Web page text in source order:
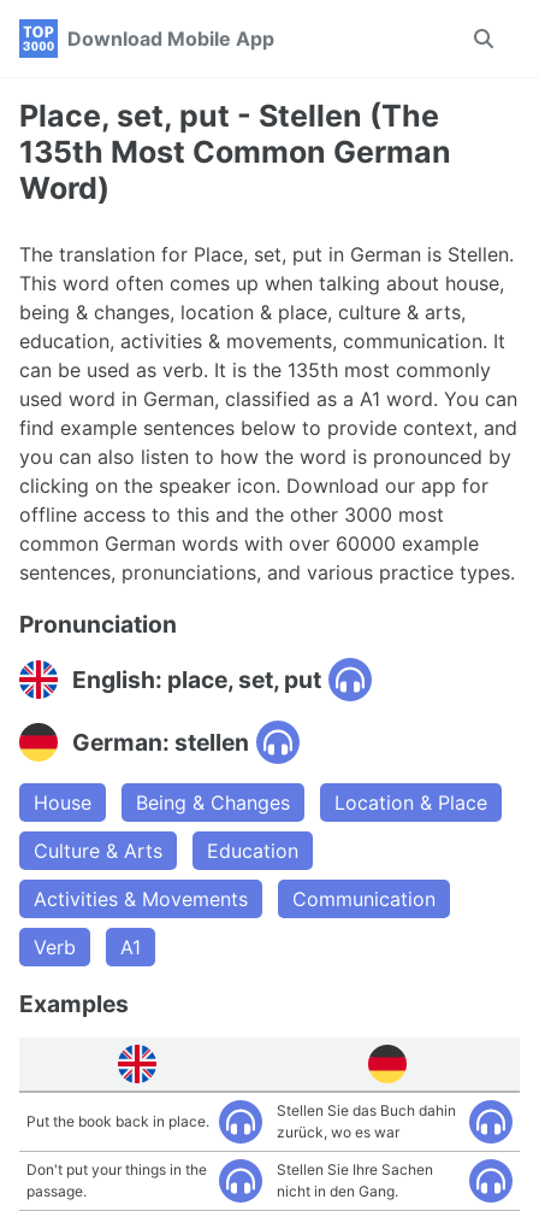
Skip
navigation
Skip
Skip
Download Mobile App
Toggle
Place, set, put - Stellen (The
135th Most Common German
Word)
The translation for Place, set, put in German is Stellen.
This word often comes up when talking about house,
being & changes, location & place, culture & arts,
education, activities & movements, communication. It
can be used as verb. It is the 135th most commonly
used word in German, classified as a A1 word. You can
find example sentences below to provide context, and
you can also listen to how the word is pronounced by
clicking on the speaker icon. Download our app for
offline access to this and the other 3000 most
common German words with over 60000 example
sentences, pronunciations, and various practice types.
Pronunciation
English: place, set, put
German: stellen
House Being & Changes
Location & Place
Culture & Arts
Education
Activities & Movements
Communication
Verb
A1
Examples
Put the book back in place.
Stellen Sie das Buch dahin
zurück, wo es war
Don't put your things in the
passage.
Stellen Sie Ihre Sachen
nicht in den Gang.